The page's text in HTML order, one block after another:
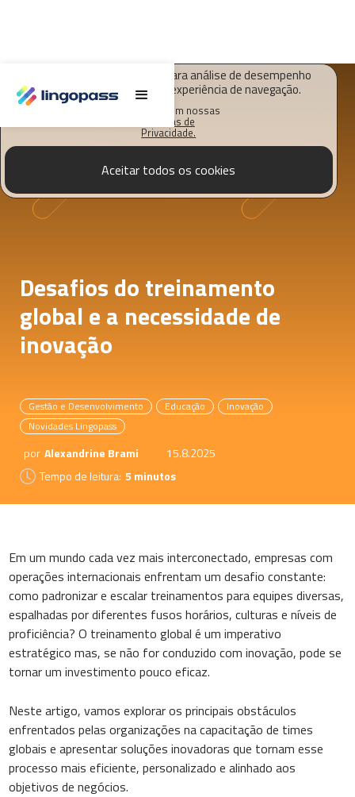
O Lingopass utiliza cookies para análise de desempenho
deste site e melhorar sua experiência de navegação.
Saiba mais em nossas
Políticas de
Privacidade.
Aceitar todos os cookies
Desafios do treinamento
global e a necessidade de
inovação
Gestão e Desenvolvimento Educação
Inovação
Novidades Lingopass
por Alexandrine Brami
15.8.2025
Tempo de leitura: 5 minutos
Em um mundo cada vez mais interconectado, empresas com
operações internacionais enfrentam um desafio constante:
como padronizar e escalar treinamentos para equipes diversas,
espalhadas por diferentes fusos horários, culturas e níveis de
proficiência? O treinamento global é um imperativo
estratégico mas, se não for conduzido com inovação, pode se
tornar um investimento pouco eficaz.
Neste artigo, vamos explorar os principais obstáculos
enfrentados pelas organizações na capacitação de times
globais e apresentar soluções inovadoras que tornam esse
processo mais eficiente, personalizado e alinhado aos
objetivos de negócios.